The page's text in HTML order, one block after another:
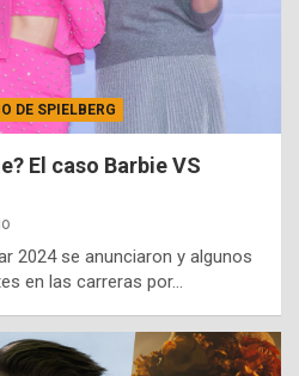
DE SPIELBERG
El caso Barbie VS
2024 se anunciaron y algunos
en las carreras por…